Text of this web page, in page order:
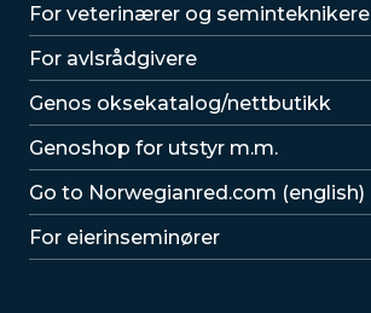
For veterinærer og seminteknikere
For avlsrådgivere
Lenker
Genos oksekatalog/nettbutikk
Genoshop for utstyr m.m.
Go to Norwegianred.com (english)
For eierinseminører